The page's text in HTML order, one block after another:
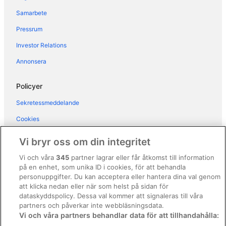
Hotell i Legian
Hotell i Nusa Dua
Hotell i Pecatu
Hotell i Seminyak
Hotell i Uluwatu
Hotell i Ungasan
Hotell i Kartika Plaza
Hotell i Kuta Utara
Hotell i Padonan
Samarbete
Pressrum
Investor Relations
Annonsera
Policyer
Sekretessmeddelande
Cookies
Regler och villkor för Vrbo
Tillgänglighetsanpassning
Juridisk information/Kontakta oss
Riktlinjer för innehåll och anmäla innehåll
Vi bryr oss om din integritet
Vi och våra345 partner lagrar eller får åtkomst till information
på en enhet, som unika ID i cookies, för att behandla
personuppgifter. Du kan acceptera eller hantera dina val genom
att klicka nedan eller när som helst på sidan för
dataskyddspolicy. Dessa val kommer att signaleras till våra
partners och påverkar inte webbläsningsdata.
Vi och våra partners behandlar data för att tillhandahålla: